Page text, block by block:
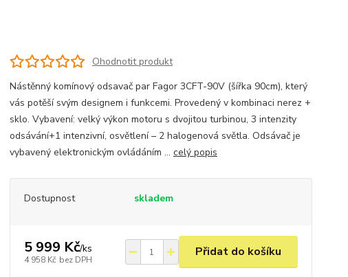
Ohodnotit produkt
Nástěnný komínový odsavač par Fagor 3CFT-90V (šířka 90cm), který
vás potěší svým designem i funkcemi. Provedený v kombinaci nerez +
sklo. Vybavení: velký výkon motoru s dvojitou turbinou, 3 intenzity
odsávání+1 intenzivní, osvětlení – 2 halogenová světla. Odsávač je
vybavený elektronickým ovládáním ... celý popis
Dostupnost skladem
5 999 Kč/ks
4 958 Kč bez DPH
Přidat do košíku